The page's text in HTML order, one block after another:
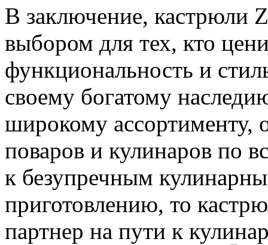
В заключение, кастрюли
выбором для тех, кто
функциональность и
своему богатому
широкому ассортименту,
поваров и кулинаров по
к безупречным
приготовлению, то
партнер на пути к